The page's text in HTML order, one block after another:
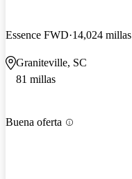
Essence FWD 14,024 millas
Graniteville, SC
81 millas
Buena oferta